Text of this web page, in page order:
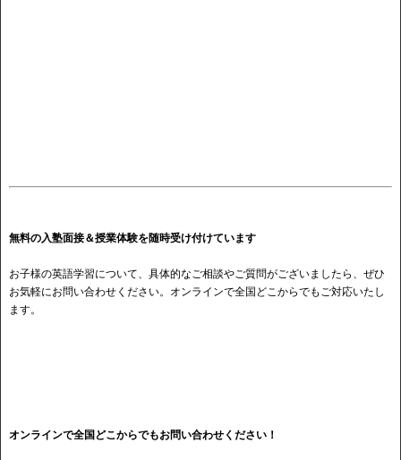
無料の入塾面接＆授業体験を随時受け付けています
お子様の英語学習について、具体的なご相談やご質問がございましたら、ぜひ
お気軽にお問い合わせください。オンラインで全国どこからでもご対応いたし
ます。
オンラインで全国どこからでもお問い合わせください！